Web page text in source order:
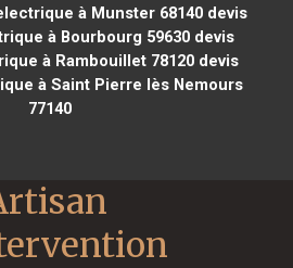
à Munster 68140 devis
à Bourbourg 59630devis
à Rambouillet 78120 devis
à Saint Pierre lès Nemours
77140